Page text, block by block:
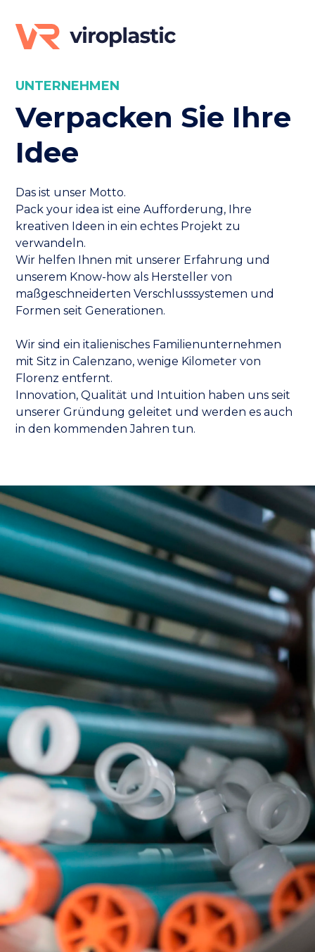
UNTERNEHMEN
Verpacken Sie Ihre
Idee
Das ist unser Motto.
Pack your idea ist eine Aufforderung, Ihre
kreativen Ideen in ein echtes Projekt zu
verwandeln.
Wir helfen Ihnen mit unserer Erfahrung und
unserem Know-how als Hersteller von
maßgeschneiderten Verschlusssystemen und
Formen seit Generationen.
Wir sind ein italienisches Familienunternehmen
mit Sitz in Calenzano, wenige Kilometer von
Florenz entfernt.
Innovation, Qualität und Intuition haben uns seit
unserer Gründung geleitet und werden es auch
in den kommenden Jahren tun.